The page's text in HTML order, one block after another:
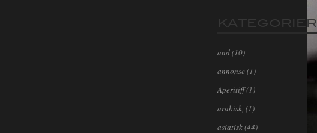
KATEGORIER
and(10)
annonse (1)
Aperitiff(1)
arabisk, (1)
asiatisk(44)